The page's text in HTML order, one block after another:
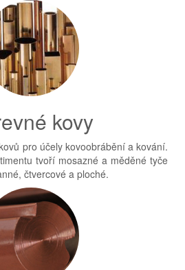
kovy
pro účely kovoobrábění a kování.
tvoří mosazné a měděné tyče
čtvercové a ploché.